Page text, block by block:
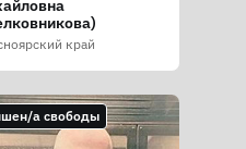
край
а свободы